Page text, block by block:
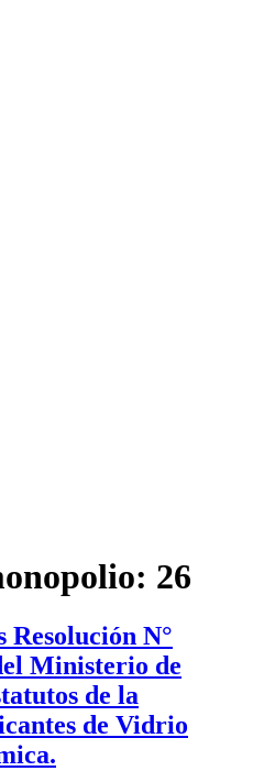
26
N°
Ministerio de
de la
de Vidrio